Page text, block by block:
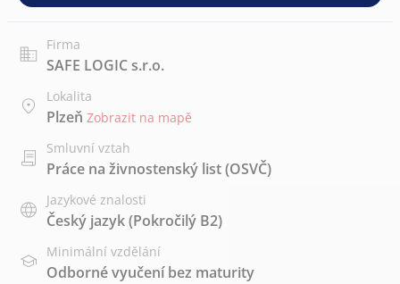
Firma
SAFE LOGIC s.r.o.
Lokalita
Plzeň Zobrazit na mapě
Smluvní vztah
Práce na živnostenský list (OSVČ)
Jazykové znalosti
Český jazyk(Pokročilý B2)
Minimální vzdělání
Odborné vyučení bez maturity